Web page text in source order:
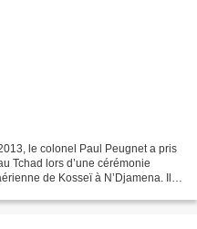
le colonel Paul Peugnet a pris
Tchad lors d’une cérémonie
de Kosseï à N’Djamena. Il